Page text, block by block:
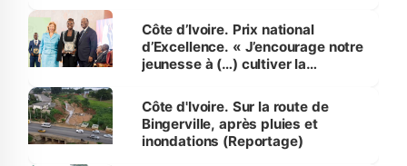
Côte d’Ivoire. Prix national
d’Excellence. « J’encourage notre
jeunesse à (…) cultiver la
(Alassane Ouattara
Côte d'Ivoire. Sur la route de
Bingerville, après pluies et
inondations (Reportage)